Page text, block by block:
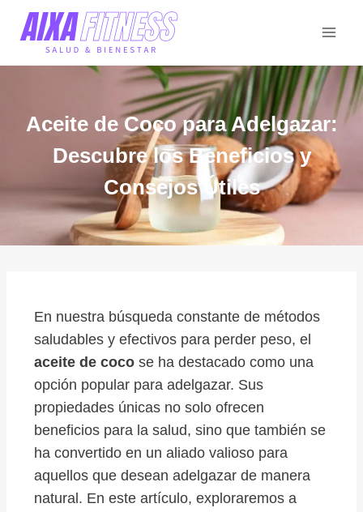
Aceite de Coco para Adelgazar:
Descubre los Beneficios y
Consejos Útiles
En nuestra búsqueda constante de métodos
saludables y efectivos para perder peso, el
aceite de coco se ha destacado como una
opción popular para adelgazar. Sus
propiedades únicas no solo ofrecen
beneficios para la salud, sino que también se
ha convertido en un aliado valioso para
aquellos que desean adelgazar de manera
natural. En este artículo, exploraremos a